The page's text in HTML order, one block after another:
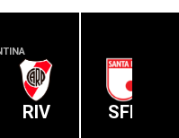
RIV SFE